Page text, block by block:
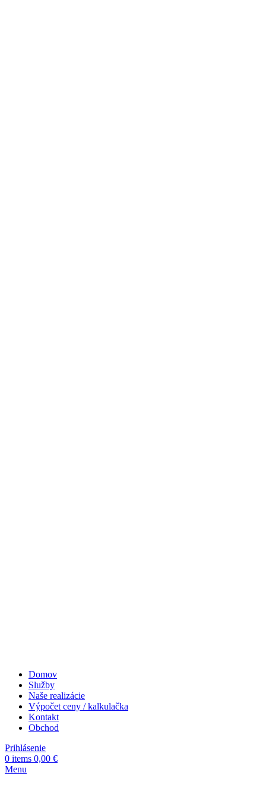
Domov
Služby
Naše realizácie
Výpočet ceny / kalkulačka
Kontakt
Obchod
Prihlásenie
0 items 0,00 €
Menu